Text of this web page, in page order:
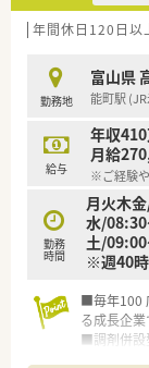
年間休日120日以
勤務地
富山県
能町駅
給与
年収
月給
※ご経験
勤務
時間
月火木
水/
土/
※週40
■毎年100
る成長企業
■調剤併設